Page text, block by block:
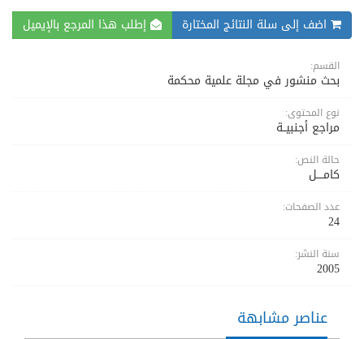
اضف إلى سلة النتائج المختارة إطلب هذا المرجع بالإيميل
القسم:
بحث منشور في مجلة علمية محكمة
نوع المحتوى:
مراجع أجنبيــة
حالة النص:
كامــــل
عدد الصفحات:
24
سنة النشر:
2005
عناصر مشابهة